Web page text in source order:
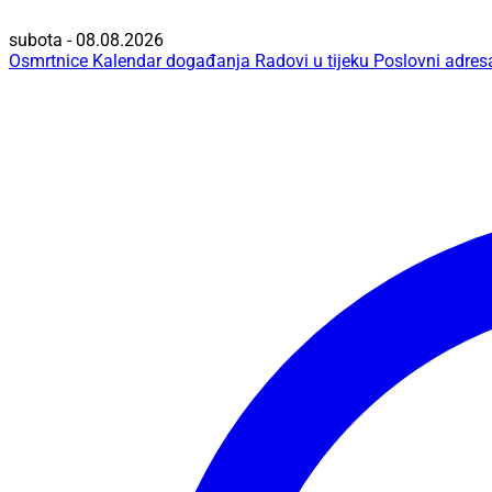
subota - 08.08.2026
Osmrtnice Kalendar događanja Radovi u tijeku Poslovni